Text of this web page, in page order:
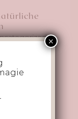
mit
wir:
auch die
×